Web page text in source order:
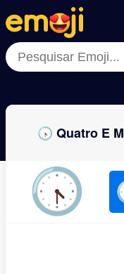
Menu
Close
Menu
Close
🕟 Quatro E
🕟